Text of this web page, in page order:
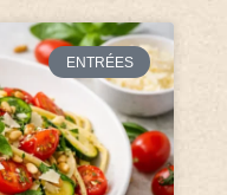
ENTRÉES